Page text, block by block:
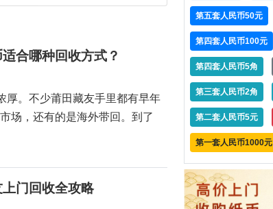
合哪种回收方式？
厚。不少莆田藏友手里都有早年
场，还有的是海外带回。到了
门回收全攻略
第五套人民币50元
第四套人民币100元
第四套人民币5角
第三套人民币2角
第二套人民币5元
第一套人民币1000元